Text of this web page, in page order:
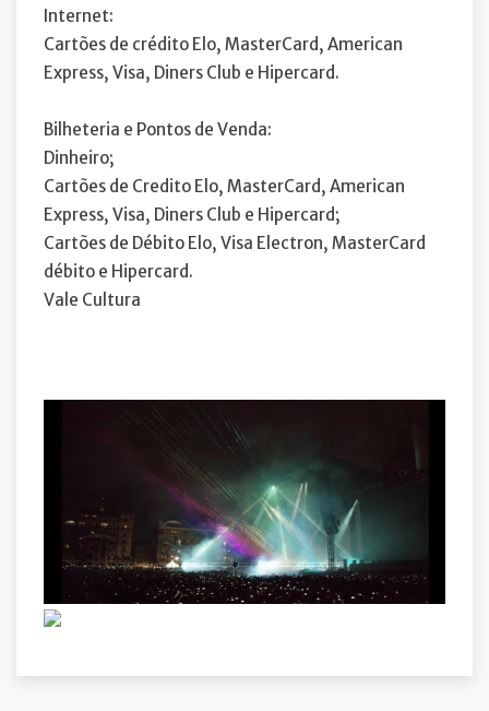
Internet:
Cartões de crédito Elo, MasterCard, American
Express, Visa, Diners Club e Hipercard.
Bilheteria e Pontos de Venda:
Dinheiro;
Cartões de Credito Elo, MasterCard, American
Express, Visa, Diners Club e Hipercard;
Cartões de Débito Elo, Visa Electron, MasterCard
débito e Hipercard.
Vale Cultura